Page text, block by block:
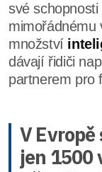
své schopnosti
mimořádnému
množství
dávají řidiči
partnerem pro
V
jen 1500